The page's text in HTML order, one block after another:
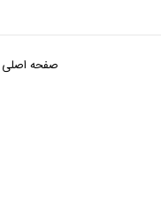
صفحه اصلی